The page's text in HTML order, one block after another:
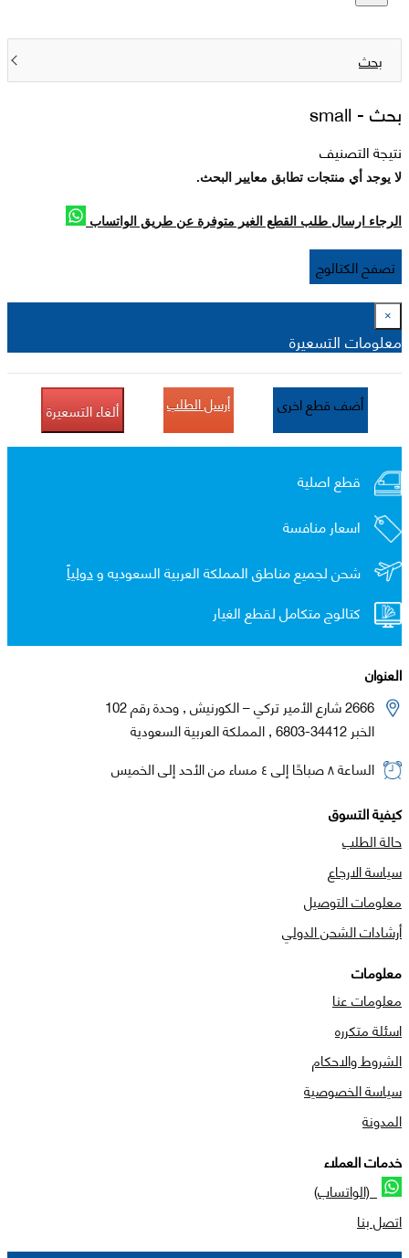
بحث
بحث - small
نتيجة التصنيف
لا يوجد أي منتجات تطابق معايير البحث.
الرجاء ارسال طلب القطع الغير متوفرة عن طريق الواتساب
تصفح الكتالوج
×
معلومات التسعيرة
أضف قطع اخرى أرسل الطلب ألغاء التسعيرة
قطع اصلية
اسعار منافسة
شحن لجميع مناطق المملكة العربية السعوديه ودولياً
كتالوج متكامل لقطع الغيار
العنوان
2666 شارع الأمير تركي – الكورنيش , وحدة رقم 102
الخبر 34412-6803 , المملكة العربية السعودية
الساعة ٨ صباحًا إلى ٤ مساء من الأحد إلى الخميس
كيفية التسوق
حالة الطلب
سياسة الارجاع
معلومات التوصيل
أرشادات الشحن الدولي
معلومات
معلومات عنا
اسئلة متكرره
الشروط والاحكام
سياسة الخصوصية
المدونة
خدمات العملاء
(الواتساب)
اتصل بنا